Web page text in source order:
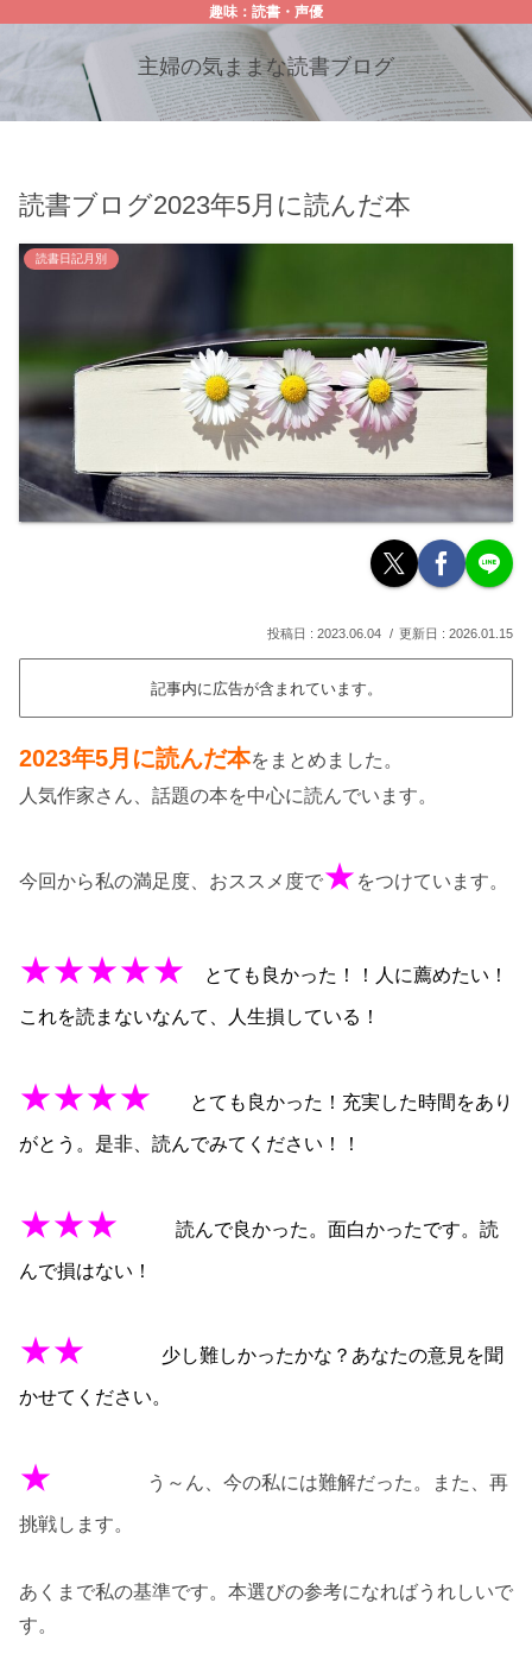
趣味：読書・声優
主婦の気ままな読書ブログ
読書ブログ2023年5月に読んだ本
読書日記月別
2023.06.04 2026.01.15
記事内に広告が含まれています。
2023年5月に読んだ本をまとめました。
人気作家さん、話題の本を中心に読んでいます。
今回から私の満足度、おススメ度で★ をつけています。
★★★★★ とても良かった！！人に薦めたい！
これを読まないなんて、人生損している！
★★★★ とても良かった！充実した時間をあり
がとう。是非、読んでみてください！！
★★★ 読んで良かった。面白かったです。読
んで損はない！
★★ 少し難しかったかな？あなたの意見を聞
かせてください。
★ う～ん、今の私には難解だった。また、再
挑戦します。
あくまで私の基準です。本選びの参考になればうれしいで
す。